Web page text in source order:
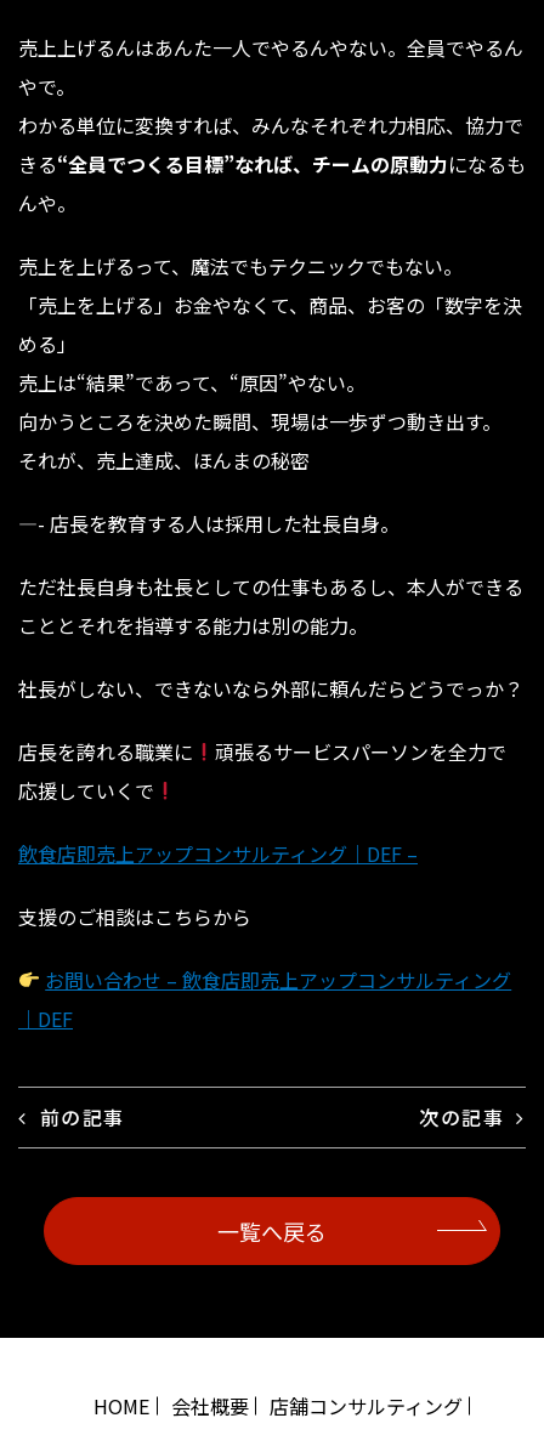
売上上げるんはあんた一人でやるんやない。全員でやるん
やで。
わかる単位に変換すれば、みんなそれぞれ力相応、協力で
きる“全員でつくる目標”なれば、チームの原動力になるも
んや。
売上を上げるって、魔法でもテクニックでもない。
「売上を上げる」お金やなくて、商品、お客の「数字を決
める」
売上は“結果”であって、“原因”やない。
向かうところを決めた瞬間、現場は一歩ずつ動き出す。
それが、売上達成、ほんまの秘密
—- 店長を教育する人は採用した社長自身。
ただ社長自身も社長としての仕事もあるし、本人ができる
こととそれを指導する能力は別の能力。
社長がしない、できないなら外部に頼んだらどうでっか？
店長を誇れる職業に
⁡⁡⁡⁡⁡⁡⁡⁡⁡⁡⁡⁡⁡⁡⁡⁡⁡⁡⁡⁡頑張るサービスパーソンを全力で
応援していくで
飲食店即売上アップコンサルティング｜DEF –
支援のご相談はこちらから
お問い合わせ – 飲食店即売上アップコンサルティング
｜DEF
前の記事 次の記事
一覧へ戻る
HOME 会社概要
店舗コンサルティング